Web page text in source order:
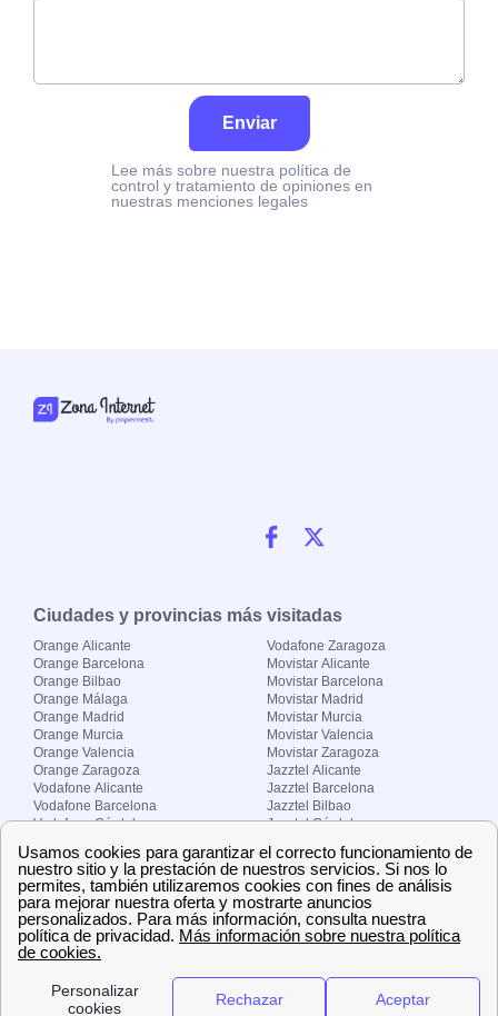
Enviar
Lee más sobre nuestra política de
control y tratamiento de opiniones en
nuestras menciones legales
Ciudades y provincias más visitadas
Orange Alicante
Orange Barcelona
Orange Bilbao
Orange Málaga
Orange Madrid
Orange Murcia
Orange Valencia
Orange Zaragoza
Vodafone Alicante
Vodafone Barcelona
Vodafone Córdoba
Vodafone Madrid
Vodafone Murcia
Vodafone Valencia
Vodafone Zaragoza
Movistar Alicante
Movistar Barcelona
Movistar Madrid
Movistar Murcia
Movistar Valencia
Movistar Zaragoza
Jazztel Alicante
Jazztel Barcelona
Jazztel Bilbao
Jazztel Córdoba
Jazztel Málaga
Jazztel Valencia
Jazztel Zaragoza
Sobre Zona-internet.com
¿Quiénes somos?
El grupo papernest
Aviso legal Nuestras ofertas de trabajo